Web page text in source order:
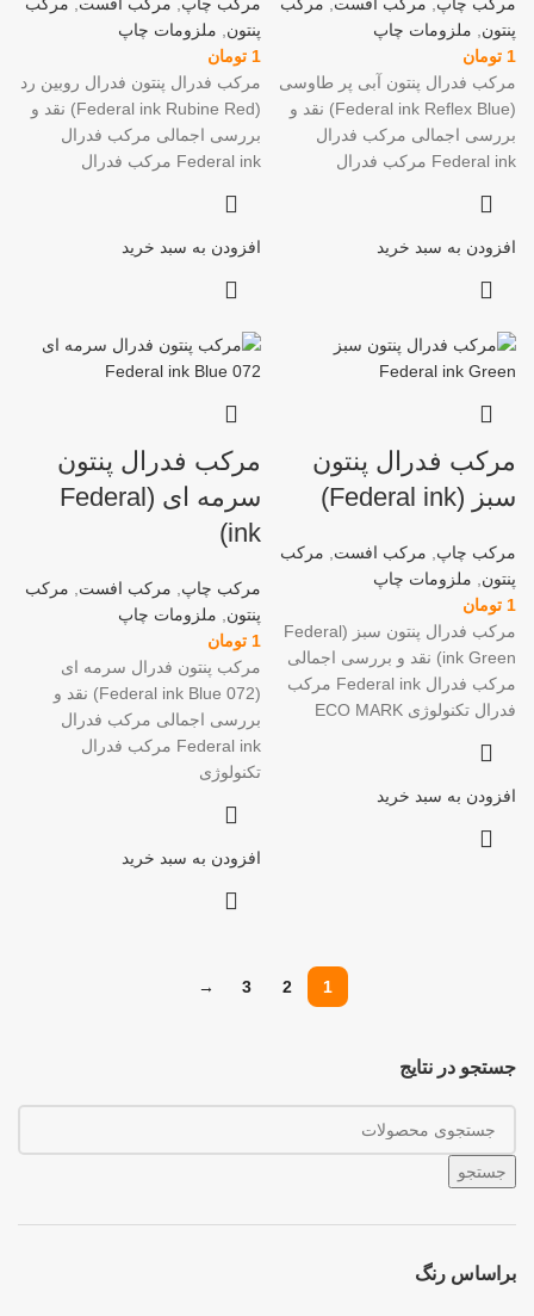
جستجو در نتایج
جستجو
براساس رنگ
پنتون
ملزومات چاپ
1 تومان
مرکب فدرال پنتون آبی پر طاوسی
(Federal ink Reflex Blue) نقد و
بررسی اجمالی مرکب فدرال
Federal ink مرکب فدرال
افزودن به سبد خرید
پنتون
ملزومات چاپ
1 تومان
مرکب فدرال پنتون فدرال روبین رد
(Federal ink Rubine Red) نقد و
بررسی اجمالی مرکب فدرال
Federal ink مرکب فدرال
افزودن به سبد خرید
مرکب فدرال پنتون
سبز (Federal ink)
مرکب چاپ مرکب افست
مرکب
پنتون
ملزومات چاپ
1 تومان
مرکب فدرال پنتون سبز (Federal
ink Green) نقد و بررسی اجمالی
مرکب فدرال Federal ink مرکب
فدرال تکنولوژی ECO MARK
افزودن به سبد خرید
مرکب فدرال پنتون
سرمه ای (Federal
ink)
مرکب چاپ مرکب افست
مرکب
پنتون
ملزومات چاپ
1 تومان
مرکب پنتون فدرال سرمه ای
(Federal ink Blue 072) نقد و
بررسی اجمالی مرکب فدرال
Federal ink مرکب فدرال
تکنولوژی
افزودن به سبد خرید
1
2
3
→